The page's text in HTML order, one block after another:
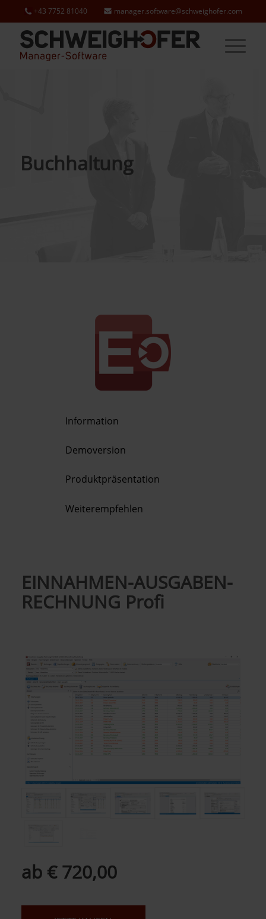
+43 7752 81040 manager.software@schweighofer.com
Buchhaltung
Information
Demoversion
Produktpräsentation
Weiterempfehlen
EINNAHMEN-AUSGABEN-
RECHNUNG Profi
ab € 720,00